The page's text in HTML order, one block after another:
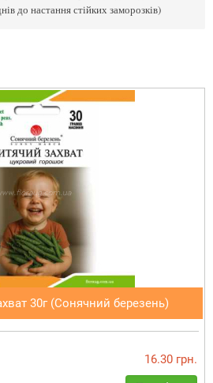
до настання стійких заморозків)
30г (Сонячний березень)
16.30 грн.